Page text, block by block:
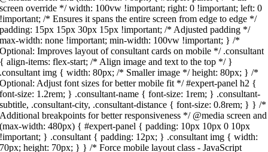
screen override */ width: 100vw !important; right: 0 !important; left: 0
!important; /* Ensures it spans the entire screen from edge to edge */
padding: 15px 15px 30px 15px !important; /* Adjusted padding */
max-width: none !important; min-width: 100vw !important; } /*
Optional: Improves layout of consultant cards on mobile */ .consultant
{ align-items: flex-start; /* Align image and text to the top */ }
.consultant img { width: 80px; /* Smaller image */ height: 80px; } /*
Optional: Adjust font sizes for better mobile fit */ #expert-panel h2 {
font-size: 1.2rem; } .consultant-name { font-size: 1rem; } .consultant-
subtitle, .consultant-city, .consultant-distance { font-size: 0.8rem; } } /*
Additional breakpoints for better responsiveness */ @media screen and
(max-width: 480px) { #expert-panel { padding: 10px 10px 0 10px
!important; } .consultant { padding: 12px; } .consultant img { width:
70px; height: 70px; } } /* Force mobile layout class - JavaScript